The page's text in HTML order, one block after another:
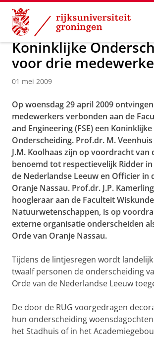
Skip
Content
Skip
Navigation
Over ons Faculty of Science and
Koninklijke
voor drie
01 mei 2009
Op woensdag 29 april 2009
medewerkers verbonden aan de
and Engineering(FSE) een Koninklijke
Onderscheiding. Prof.dr. M.
J.M. Koolhaas zijn op voordracht
benoemd tot respectievelijk Ridder
de Nederlandse Leeuw en Officier in
Oranje Nassau. Prof.dr. J.P.
hoogleraar aan de Faculteit
Natuurwetenschappen, is op
externe organisatie onderscheiden
Orde van Oranje Nassau.
Tijdens de lintjesregen wordt
twaalf personen de onderscheiding
Orde van de Nederlandse Leeuw
De door de RUG voorgedragen
hun onderscheiding
het Stadhuis of in het